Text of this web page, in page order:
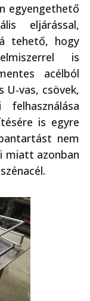
egyengethető
eljárással,
tehető, hogy
is
acélból
U-vas, csövek,
is egyre
nem
miatt azonban